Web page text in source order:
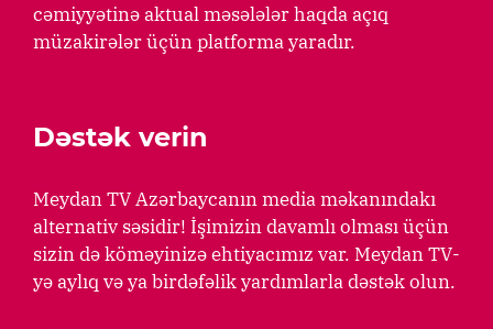
cəmiyyətinə aktual məsələlər haqda açıq
müzakirələr üçün platforma yaradır.
Dəstək verin
Meydan TV Azərbaycanın media məkanındakı
alternativ səsidir! İşimizin davamlı olması üçün
sizin də köməyinizə ehtiyacımız var. Meydan TV-
yə aylıq və ya birdəfəlik yardımlarla dəstək olun.